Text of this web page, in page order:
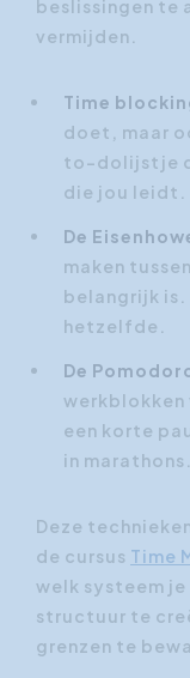
beslissingen te
vermijden.
Time
doet, maar
to-dolijstje
die jou leidt.
De
maken
belangrijk
hetzelfde.
De
werkblokken
een korte
in marathons.
Deze
de cursus Time
welk systeem
structuur te
grenzen te